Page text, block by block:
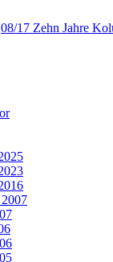
08/17 Zehn Jahre